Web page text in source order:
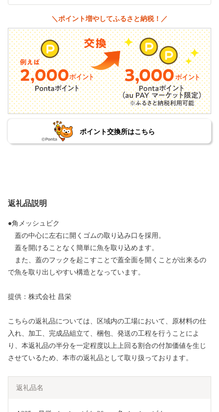
＼ポイント増やしてふるさと納税！／
ポイント交換所はこちら
返礼品説明
●角メッシュビク
蓋の中心に左右に開くゴムの取り込み口を採用。
蓋を開けることなく簡単に魚を取り込めます。
また、蓋のフックを起こすことで蓋全面を開くことが出来るの
で魚を取り出しやすい構造となっています。
提供：株式会社 昌栄
こちらの返礼品については、区域内の工場において、原材料の仕
入れ、加工、完成品組立て、梱包、発送の工程を行うことによ
り、本返礼品の半分を一定程度以上上回る割合の付加価値を生じ
させているため、本市の返礼品として取り扱っております。
返礼品名